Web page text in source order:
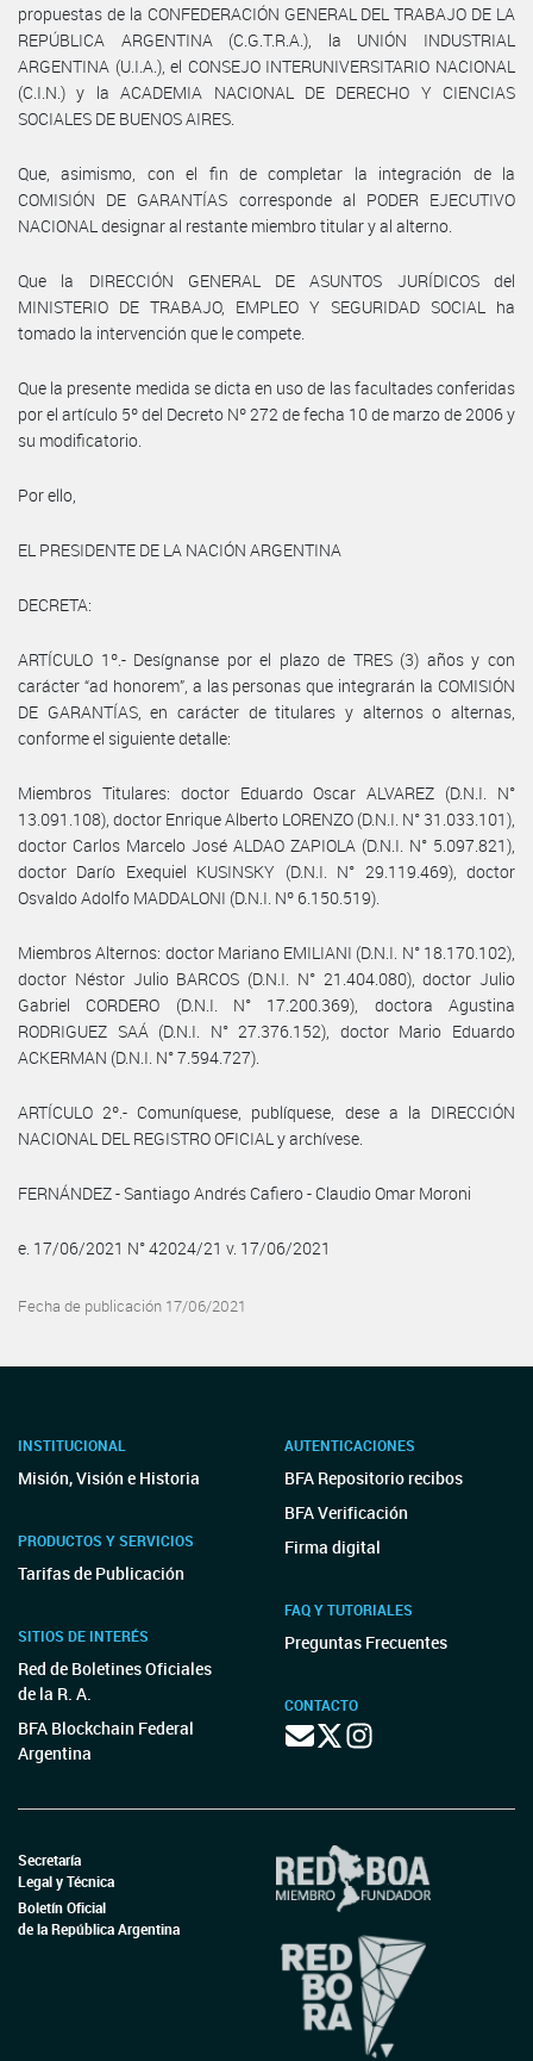
propuestas de la CONFEDERACIÓN GENERAL DEL TRABAJO DE LA
REPÚBLICA ARGENTINA (C.G.T.R.A.), la UNIÓN INDUSTRIAL
ARGENTINA (U.I.A.), el CONSEJO INTERUNIVERSITARIO NACIONAL
(C.I.N.) y la ACADEMIA NACIONAL DE DERECHO Y CIENCIAS
SOCIALES DE BUENOS AIRES.
Que, asimismo, con el fin de completar la integración de la
COMISIÓN DE GARANTÍAS corresponde al PODER EJECUTIVO
NACIONAL designar al restante miembro titular y al alterno.
Que la DIRECCIÓN GENERAL DE ASUNTOS JURÍDICOS del
MINISTERIO DE TRABAJO, EMPLEO Y SEGURIDAD SOCIAL ha
tomado la intervención que le compete.
Que la presente medida se dicta en uso de las facultades conferidas
por el artículo 5º del Decreto Nº 272 de fecha 10 de marzo de 2006 y
su modificatorio.
Por ello,
EL PRESIDENTE DE LA NACIÓN ARGENTINA
DECRETA:
ARTÍCULO 1º.- Desígnanse por el plazo de TRES (3) años y con
carácter “ad honorem”, a las personas que integrarán la COMISIÓN
DE GARANTÍAS, en carácter de titulares y alternos o alternas,
conforme el siguiente detalle:
Miembros Titulares: doctor Eduardo Oscar ALVAREZ (D.N.I. N°
13.091.108), doctor Enrique Alberto LORENZO (D.N.I. N° 31.033.101),
doctor Carlos Marcelo José ALDAO ZAPIOLA (D.N.I. N° 5.097.821),
doctor Darío Exequiel KUSINSKY (D.N.I. N° 29.119.469), doctor
Osvaldo Adolfo MADDALONI (D.N.I. Nº 6.150.519).
Miembros Alternos: doctor Mariano EMILIANI (D.N.I. N° 18.170.102),
doctor Néstor Julio BARCOS (D.N.I. N° 21.404.080), doctor Julio
Gabriel CORDERO (D.N.I. N° 17.200.369), doctora Agustina
RODRIGUEZ SAÁ (D.N.I. N° 27.376.152), doctor Mario Eduardo
ACKERMAN (D.N.I. N° 7.594.727).
ARTÍCULO 2º.- Comuníquese, publíquese, dese a la DIRECCIÓN
NACIONAL DEL REGISTRO OFICIAL y archívese.
FERNÁNDEZ - Santiago Andrés Cafiero - Claudio Omar Moroni
e. 17/06/2021 N° 42024/21 v. 17/06/2021
Fecha de publicación 17/06/2021
INSTITUCIONAL
Misión, Visión e Historia
PRODUCTOS Y SERVICIOS
Tarifas de Publicación
SITIOS DE INTERÉS
Red de Boletines Oficiales
de la R. A.
BFA Blockchain Federal
Argentina
AUTENTICACIONES
BFA Repositorio recibos
BFA Verificación
Firma digital
FAQ Y TUTORIALES
Preguntas Frecuentes
CONTACTO
Secretaría
Legal y Técnica
Boletín Oficial
de la República Argentina